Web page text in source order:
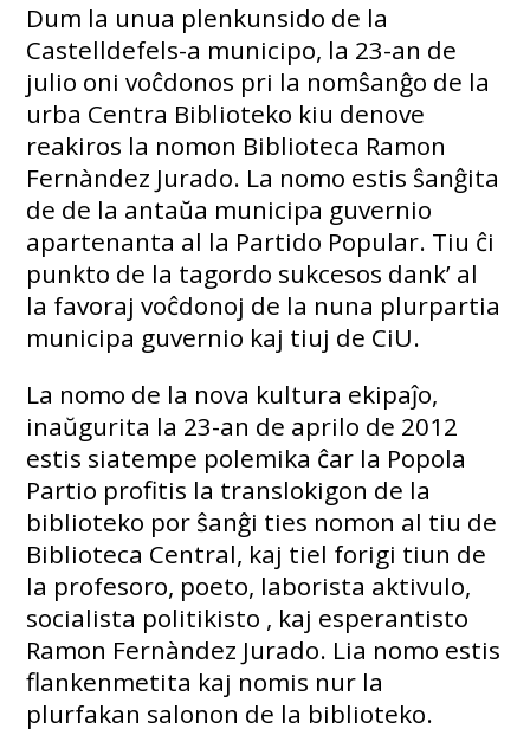
Dum la unua plenkunsido de la
Castelldefels-a municipo, la 23-an de
julio oni voĉdonos pri la nomŝanĝo de la
urba Centra Biblioteko kiu denove
reakiros la nomon Biblioteca Ramon
Fernàndez Jurado. La nomo estis ŝanĝita
de de la antaŭa municipa guvernio
apartenanta al la Partido Popular. Tiu ĉi
punkto de la tagordo sukcesos dank’ al
la favoraj voĉdonoj de la nuna plurpartia
municipa guvernio kaj tiuj de CiU.
La nomo de la nova kultura ekipaĵo,
inaŭgurita la 23-an de aprilo de 2012
estis siatempe polemika ĉar la Popola
Partio profitis la translokigon de la
biblioteko por ŝanĝi ties nomon al tiu de
Biblioteca Central, kaj tiel forigi tiun de
la profesoro, poeto, laborista aktivulo,
socialista politikisto , kaj esperantisto
Ramon Fernàndez Jurado. Lia nomo estis
flankenmetita kaj nomis nur la
plurfakan salonon de la biblioteko.